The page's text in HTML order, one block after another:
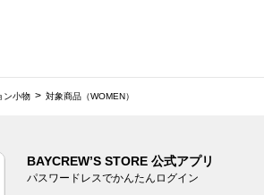
ン小物 対象商品（WOMEN）
BAYCREW’S STORE 公式アプリ
パスワードレスでかんたんログイン